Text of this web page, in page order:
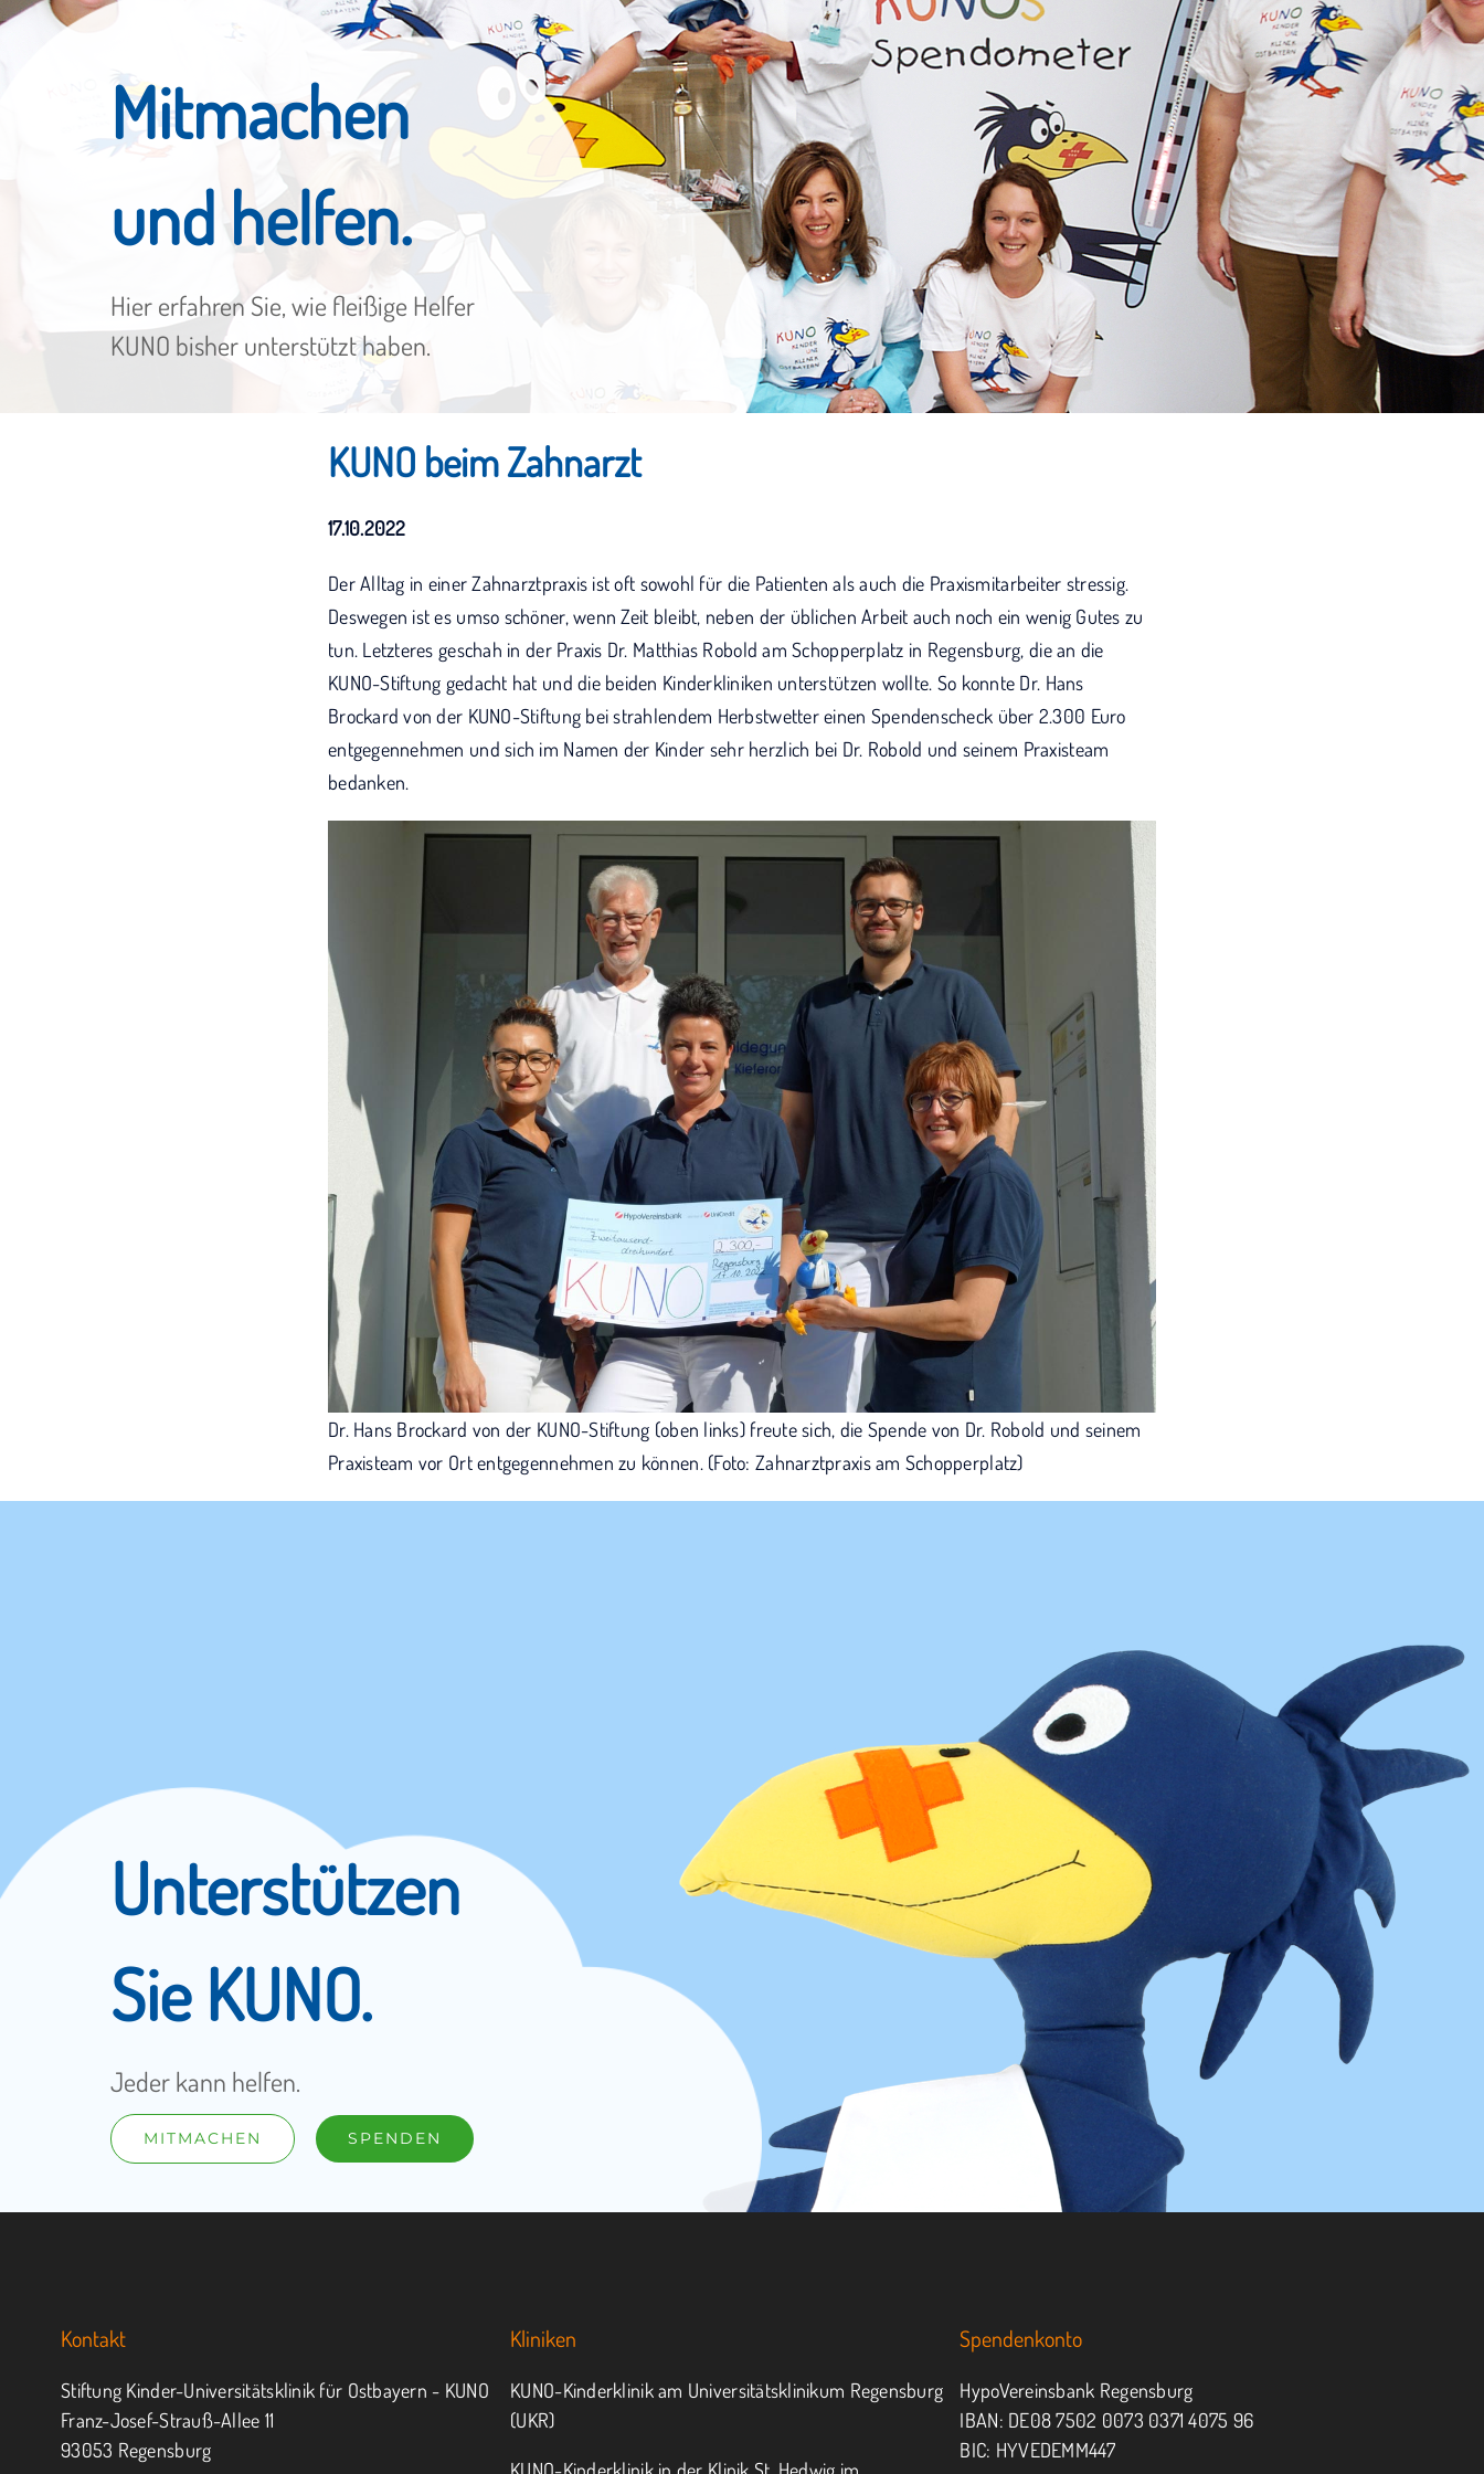
Mitmachen
und helfen.
Hier erfahren Sie, wie fleißige Helfer
KUNO bisher unterstützt haben.
KUNO beim Zahnarzt
17.10.2022
Der Alltag in einer Zahnarztpraxis ist oft sowohl für die Patienten als auch die Praxismitarbeiter stressig.
Deswegen ist es umso schöner, wenn Zeit bleibt, neben der üblichen Arbeit auch noch ein wenig Gutes zu
tun. Letzteres geschah in der Praxis Dr. Matthias Robold am Schopperplatz in Regensburg, die an die
KUNO-Stiftung gedacht hat und die beiden Kinderkliniken unterstützen wollte. So konnte Dr. Hans
Brockard von der KUNO-Stiftung bei strahlendem Herbstwetter einen Spendenscheck über 2.300 Euro
entgegennehmen und sich im Namen der Kinder sehr herzlich bei Dr. Robold und seinem Praxisteam
bedanken.
Dr. Hans Brockard von der KUNO-Stiftung (oben links) freute sich, die Spende von Dr. Robold und seinem
Praxisteam vor Ort entgegennehmen zu können. (Foto: Zahnarztpraxis am Schopperplatz)
Unterstützen
Sie KUNO.
Jeder kann helfen.
MITMACHEN SPENDEN
Kontakt
Stiftung Kinder-Universitätsklinik für Ostbayern - KUNO
Franz-Josef-Strauß-Allee 11
93053 Regensburg
Kliniken
KUNO-Kinderklinik am Universitätsklinikum Regensburg
(UKR)
Spendenkonto
HypoVereinsbank Regensburg
IBAN: DE08 7502 0073 0371 4075 96
BIC: HYVEDEMM447